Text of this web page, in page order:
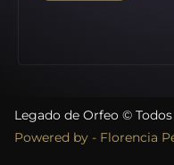
Legado de Orfeo ©
Powered by - Florencia